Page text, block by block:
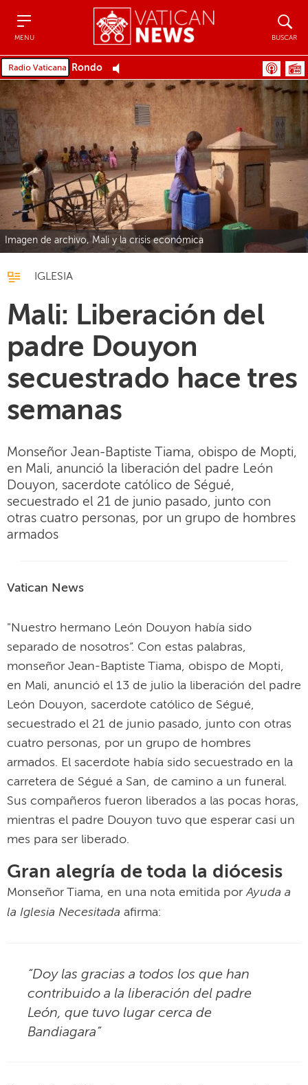
MENU BUSCAR
Rondo
Imagen de archivo, Mali y la crisis económica
IGLESIA
Mali: Liberación del
padre Douyon
secuestrado hace tres
semanas
Monseñor Jean-Baptiste Tiama, obispo de Mopti,
en Mali, anunció la liberación del padre León
Douyon, sacerdote católico de Ségué,
secuestrado el 21 de junio pasado, junto con
otras cuatro personas, por un grupo de hombres
armados
Vatican News
"Nuestro hermano León Douyon había sido
separado de nosotros”. Con estas palabras,
monseñor Jean-Baptiste Tiama, obispo de Mopti,
en Mali, anunció el 13 de julio la liberación del padre
León Douyon, sacerdote católico de Ségué,
secuestrado el 21 de junio pasado, junto con otras
cuatro personas, por un grupo de hombres
armados. El sacerdote había sido secuestrado en la
carretera de Ségué a San, de camino a un funeral.
Sus compañeros fueron liberados a las pocas horas,
mientras el padre Douyon tuvo que esperar casi un
mes para ser liberado.
Gran alegría de toda la diócesis
Monseñor Tiama, en una nota emitida porAyuda a
la Iglesia Necesitada afirma:
“Doy las gracias a todos los que han
contribuido a la liberación del padre
León, que tuvo lugar cerca de
Bandiagara”